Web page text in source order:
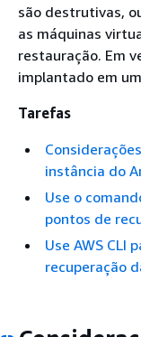
são destrutivas,
as máquinas
restauração. Em
implantado em
Tarefas
instância do
Use o
pontos de
Use AWS CLI
recuperação